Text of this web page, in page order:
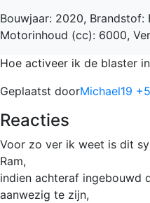
Bouwjaar: 2020, Brandstof:
Motorinhoud (cc): 6000,
Hoe activeer ik de blaster
Geplaatst doorMichael19
Reacties
Voor zo ver ik weet is dit
Ram,
indien achteraf ingebouwd
aanwezig te zijn,